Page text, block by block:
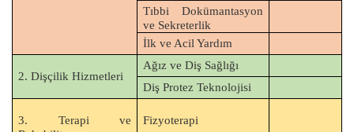
Tıbbi Dokümantasyon
ve Sekreterlik
İlk ve Acil Yardım
2. Dişçilik Hizmetleri
Ağız ve Diş Sağlığı
Diş Protez Teknolojisi
3. Terapi ve
Fizyoterapi